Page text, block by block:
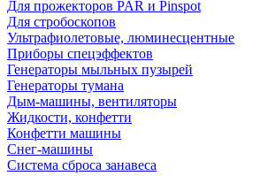
Для прожекторов PAR и Pinspot
Для стробоскопов
Ультрафиолетовые, люминесцентные
Приборы спецэффектов
Генераторы мыльных пузырей
Генераторы тумана
Дым-машины, вентиляторы
Жидкости, конфетти
Конфетти машины
Снег-машины
Система сброса занавеса